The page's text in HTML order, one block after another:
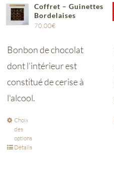
Coffret – Guinettes
Bordelaises
70,00€
Bonbon de chocolat
dont l’intérieur est
constitué de cerise à
l'alcool.
Choix
des
options
Détails